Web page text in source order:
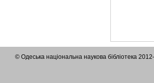
© Одеська національна наукова бібліотека